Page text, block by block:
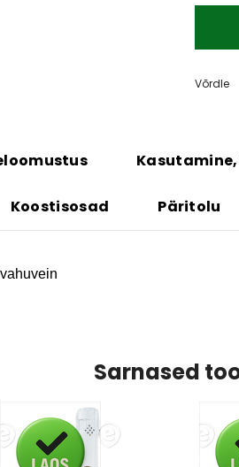
Võrdle
Koostisosad Päritolu
Sarnased